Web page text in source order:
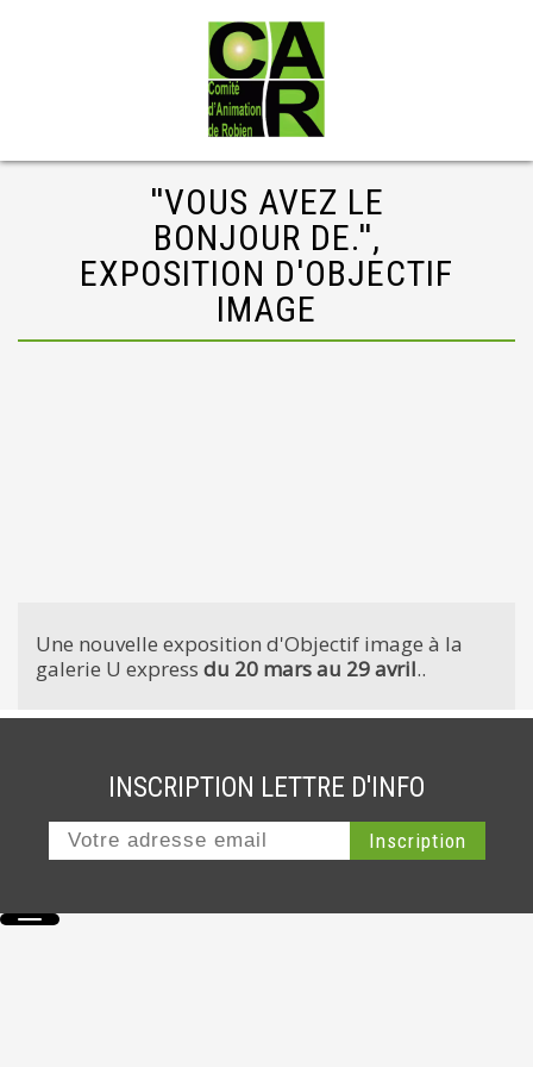
''VOUS AVEZ LE
BONJOUR DE.'',
EXPOSITION D'OBJECTIF
IMAGE
Une nouvelle exposition d'Objectif image à la
galerie U express du 20 mars au 29 avril..
INSCRIPTION LETTRE D'INFO